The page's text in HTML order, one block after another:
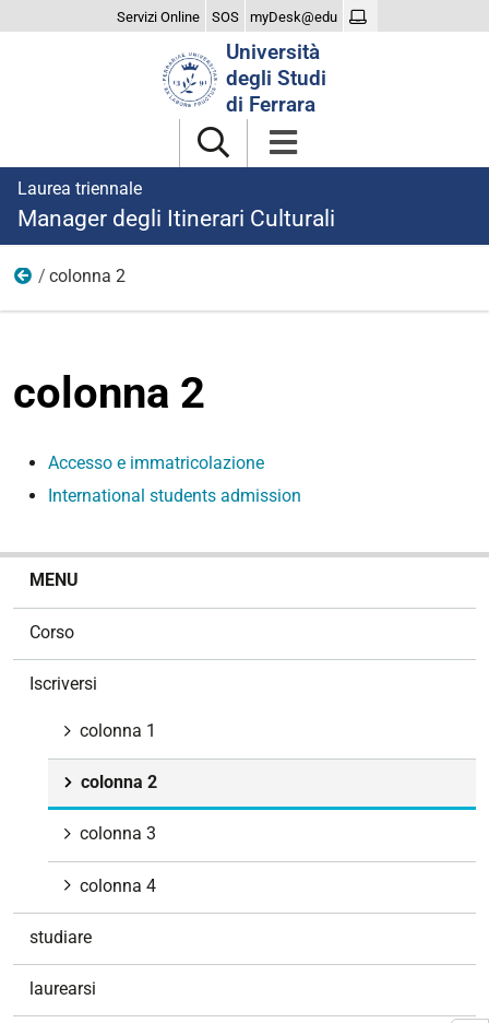
Servizi Online SOS myDesk@edu
Università
degli Studi
di Ferrara
Laurea triennale
Manager degli Itinerari Culturali
Iscriversi
colonna 2
colonna 2
Accesso e immatricolazione
International students admission
MENU
Corso
Iscriversi
colonna 1
colonna 2
colonna 3
colonna 4
studiare
laurearsi